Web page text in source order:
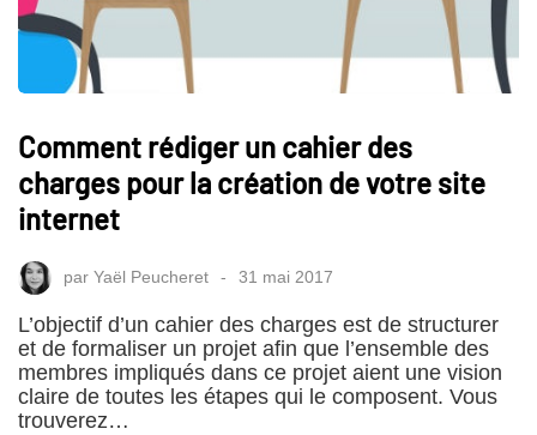
Comment rédiger un cahier des
charges pour la création de votre site
internet
par Yaël Peucheret 31 mai 2017
L’objectif d’un cahier des charges est de structurer
et de formaliser un projet afin que l’ensemble des
membres impliqués dans ce projet aient une vision
claire de toutes les étapes qui le composent. Vous
trouverez…